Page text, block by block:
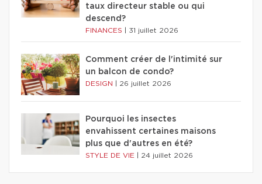
taux directeur stable ou qui
descend?
FINANCES 31 juillet 2026
Comment créer de l'intimité sur
un balcon de condo?
DESIGN 26 juillet 2026
Pourquoi les insectes
envahissent certaines maisons
plus que d'autres en été?
STYLE DE VIE 24 juillet 2026